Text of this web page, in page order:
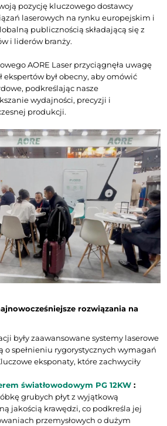
pozycję kluczowego dostawcy
laserowych na rynku europejskim i
publicznością składającą się z
i liderów branży.
AORE Laser przyciągnęła uwagę
ekspertów był obecny, aby omówić
podkreślając nasze
wydajności, precyzji i
produkcji.
rozwiązania na
były zaawansowane systemy laserowe
o spełnieniu rygorystycznych wymagań
eksponaty, które zachwyciły
światłowodowym PG 12KW :
grubych płyt z wyjątkową
jakością krawędzi, co podkreśla jej
przemysłowych o dużym